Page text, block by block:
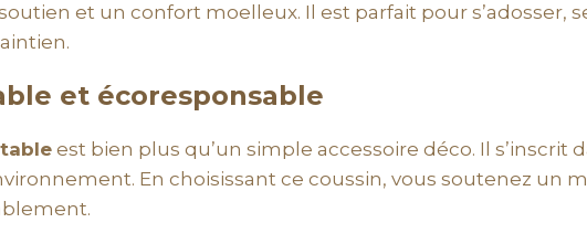
et un confort moelleux. Il est parfait pour s’adosser,
et écoresponsable
est bien plus qu’un simple accessoire déco. Il s’inscrit
En choisissant ce coussin, vous soutenez un